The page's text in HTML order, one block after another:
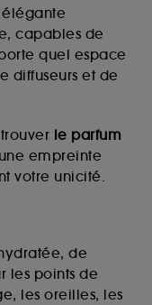
capables de
quel espace
diffuseurs et de
le parfum
empreinte
votre unicité.
de
les points de
les oreilles, les
compris sur des
sur la base
de votre
interactions.
en ligne :
et les
cookies
de
que les